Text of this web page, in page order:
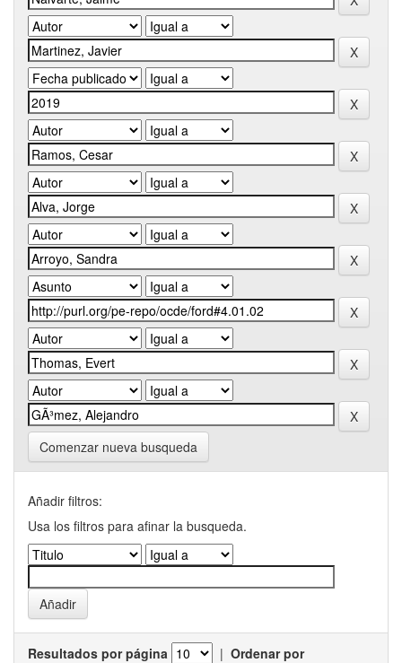
Comenzar nueva busqueda
Añadir filtros:
Usa los filtros para afinar la busqueda.
Resultados por página | Ordenar por